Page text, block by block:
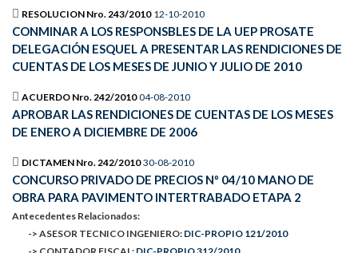
RESOLUCION Nro. 243/2010 12-10-2010
CONMINAR A LOS RESPONSBLES DE LA UEP PROSATE
DELEGACIÓN ESQUEL A PRESENTAR LAS RENDICIONES DE
CUENTAS DE LOS MESES DE JUNIO Y JULIO DE 2010
ACUERDO Nro. 242/2010 04-08-2010
APROBAR LAS RENDICIONES DE CUENTAS DE LOS MESES
DE ENERO A DICIEMBRE DE 2006
DICTAMEN Nro. 242/2010 30-08-2010
CONCURSO PRIVADO DE PRECIOS Nº 04/10 MANO DE
OBRA PARA PAVIMENTO INTERTRABADO ETAPA 2
Antecedentes Relacionados:
-> ASESOR TECNICO INGENIERO: DIC-PROPIO 121/2010